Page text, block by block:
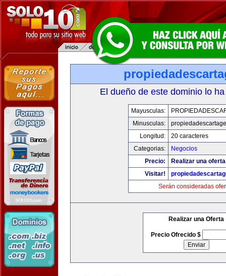
El dueño de este dominio lo
Mayusculas:
Minusculas:
Longitud:
20 caracteres
Categorias:
Negocios
Precio:
Realizar una
Visitar!
Serán consideradas
Realizar una Oferta
Precio Ofrecido $